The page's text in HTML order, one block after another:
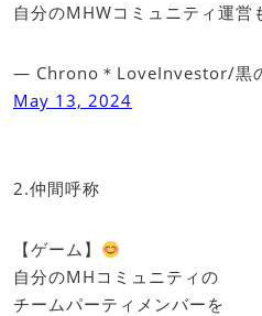
自分のMHWコミュニティ運営
— Chrono＊LoveInvestor/黒
May 13, 2024
2.仲間呼称
【ゲーム】
自分のMHコミュニティの
チームパーティメンバーを